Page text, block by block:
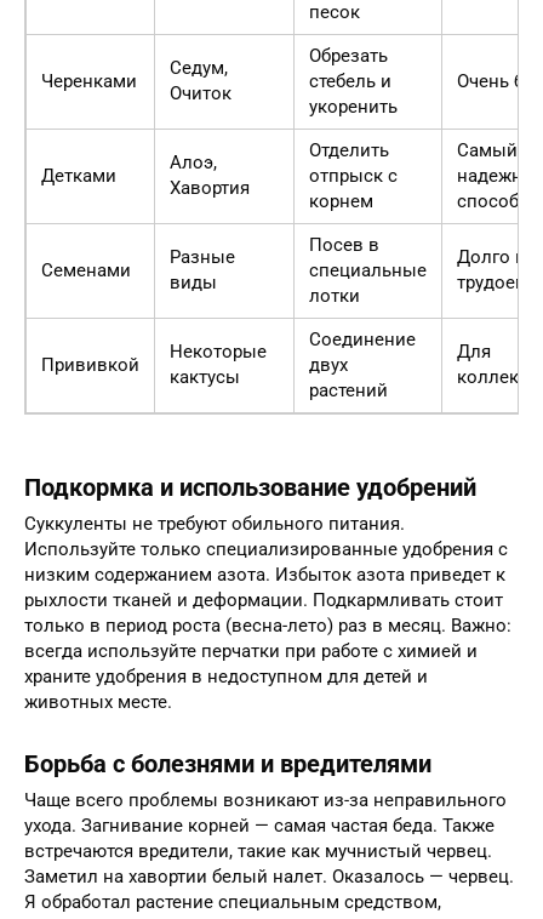
песок
Черенками
Седум,
Очиток
Обрезать
стебель и
укоренить
Очень
Детками
Алоэ,
Хавортия
Отделить
отпрыск с
корнем
Самый
способ
Семенами
Разные
виды
Посев в
специальные
лотки
Долго и
Прививкой
Некоторые
кактусы
Соединение
двух
растений
Для
Подкормка и использование удобрений
Суккуленты не требуют обильного питания.
Используйте только специализированные удобрения с
низким содержанием азота. Избыток азота приведет к
рыхлости тканей и деформации. Подкармливать стоит
только в период роста (весна-лето) раз в месяц. Важно:
всегда используйте перчатки при работе с химией и
храните удобрения в недоступном для детей и
животных месте.
Борьба с болезнями и вредителями
Чаще всего проблемы возникают из-за неправильного
ухода. Загнивание корней — самая частая беда. Также
встречаются вредители, такие как мучнистый червец.
Заметил на хавортии белый налет. Оказалось — червец.
Я обработал растение специальным средством,